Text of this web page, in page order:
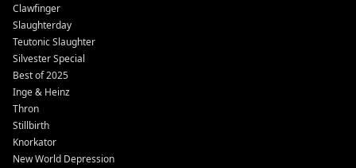
Clawfinger
Slaughterday
Teutonic Slaughter
Silvester Special
Best of 2025
Inge & Heinz
Thron
Stillbirth
Knorkator
New World Depression